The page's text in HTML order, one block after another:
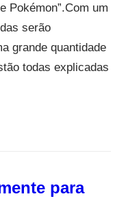
Pokémon”.Com um
serão
grande quantidade
todas explicadas
para